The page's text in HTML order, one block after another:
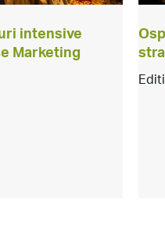
intensive
Marketing